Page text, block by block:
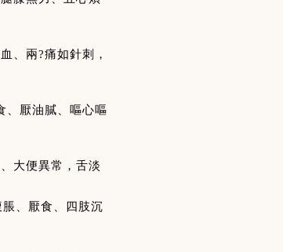
、兩?痛如針刺，
、厭油膩、嘔心嘔
大便異常，舌淡
、厭食、四肢沉